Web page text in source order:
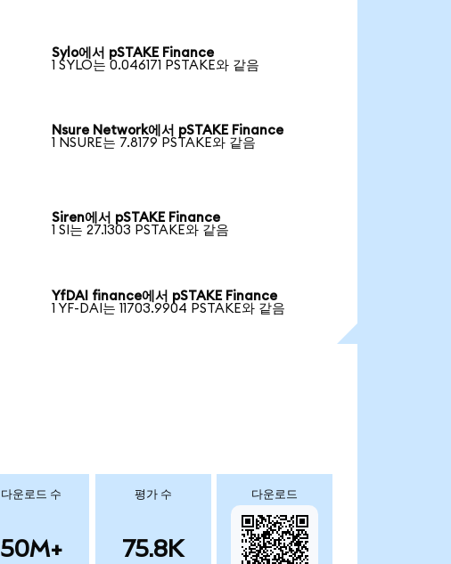
Sylo에서 pSTAKE Finance
1 SYLO는 0.046171 PSTAKE와 같음
Nsure Network에서 pSTAKE Finance
1 NSURE는 7.8179 PSTAKE와 같음
Siren에서 pSTAKE Finance
1 SI는 27.1303 PSTAKE와 같음
YfDAI finance에서 pSTAKE Finance
1 YF-DAI는 11703.9904 PSTAKE와 같음
다운로드 수
50M+
평가 수
75.8K
다운로드